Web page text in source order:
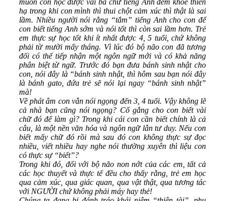
hạ trong khi con mình thì thui chột cảm xúc thì thật là sai
lầm. Nhiều người nói rằng “tắm” tiếng Anh cho con để
con biết tiếng Anh sớm và nói tốt thì còn sai lầm hơn. Trẻ
em thực sự học tốt khi ít nhất được 4, 5 tuổi, chứ không
phải từ mười mấy tháng. Vì lúc đó bộ não con đã tương
đối có thể tiếp nhận một ngôn ngữ mới và có khả năng
phân biệt từ ngữ. Trước đó bạn đưa bánh sinh nhật cho
con, nói đây là “bánh sinh nhật, thì hôm sau bạn nói đây
là bánh gato, đứa trẻ sẽ nói lại ngay “bánh sinh nhật”
mà!
Về phát âm con vẫn nói ngọng đến 3, 4 tuổi. Vậy không lẽ
cả nhà bạn cũng nói ngọng? Cố gắng cho con biết vài
chữ đó để làm gì? Trong khi cái con cần biết chính là cả
câu, là một nền văn hóa và ngôn ngữ lẫn tư duy. Nếu con
biết mấy chữ đó rồi mà sau đó con không thực sự đọc
nhiều, viết nhiều hay nghe nói thường xuyên thì liệu con
có thực sự “biết”?
Trong khi đó, đối với bộ não non nớt của các em, tất cả
các học thuyết và thực tế đều cho thấy rằng, trẻ em học
qua cảm xúc, qua giác quan, qua vật thật, qua tương tác
với NGƯỜI chứ không phải máy hay thẻ!